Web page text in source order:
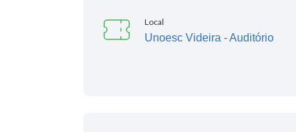
Local
Unoesc Videira - Auditório